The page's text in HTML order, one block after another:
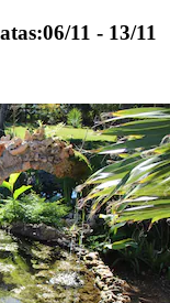
06/11 - 13/11